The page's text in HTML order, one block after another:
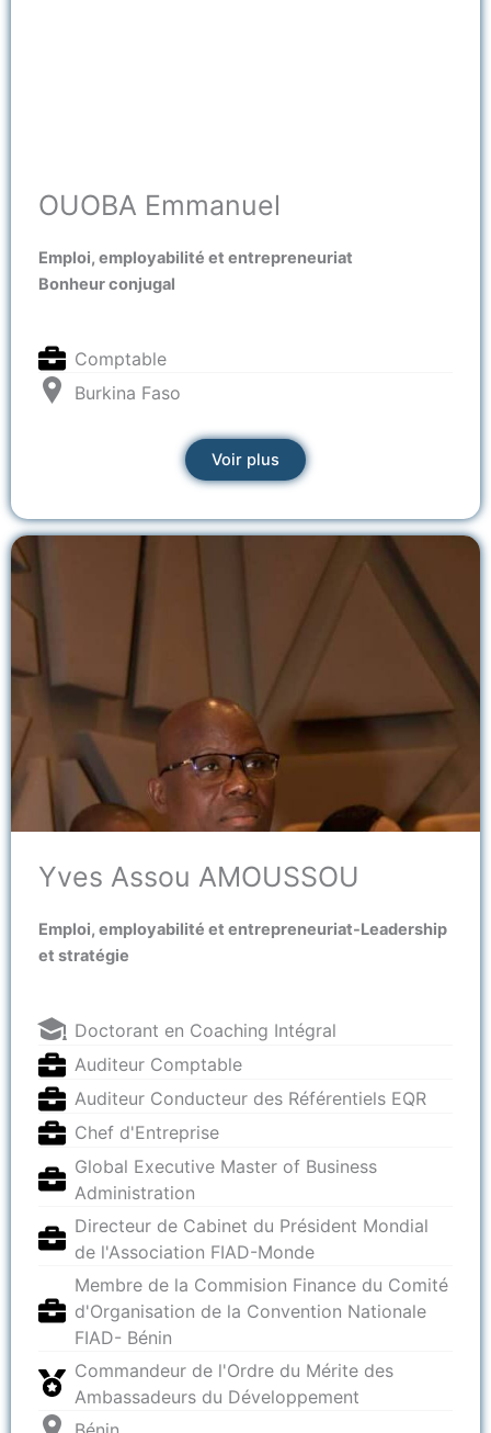
OUOBA Emmanuel
Emploi, employabilité et entrepreneuriat
Bonheur conjugal
Comptable
Burkina Faso
Voir plus
Yves Assou AMOUSSOU
Emploi, employabilité et entrepreneuriat-Leadership
et stratégie
Doctorant en Coaching Intégral
Auditeur Comptable
Auditeur Conducteur des Référentiels EQR
Chef d'Entreprise
Global Executive Master of Business
Administration
Directeur de Cabinet du Président Mondial
de l'Association FIAD-Monde
Membre de la Commision Finance du Comité
d'Organisation de la Convention Nationale
FIAD- Bénin
Commandeur de l'Ordre du Mérite des
Ambassadeurs du Développement